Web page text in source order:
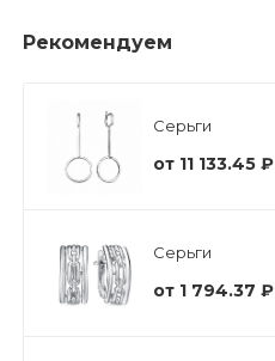
Рекомендуем
Серьги
от 11 133.45 ₽
Серьги
от 1 794.37 ₽